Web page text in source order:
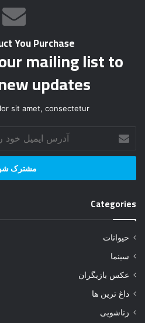
You Purchase
mailing list to
updates!
sit amet, consectetur.
ر
ا
م
ی
خ
و
ر
ا
ا
Categories
حیوانات
سینما
عکس بازیگران
داغ ترین ها
زناشویی